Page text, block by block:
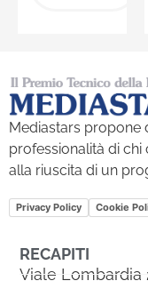
Mediastars propone
professionalità di
alla riuscita di un
Privacy Policy Cookie
RECAPITI
Viale Lombardia